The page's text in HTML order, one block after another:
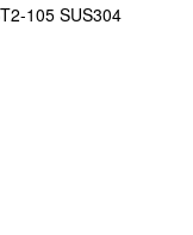
105 SUS304